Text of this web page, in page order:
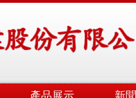
產品展示 新